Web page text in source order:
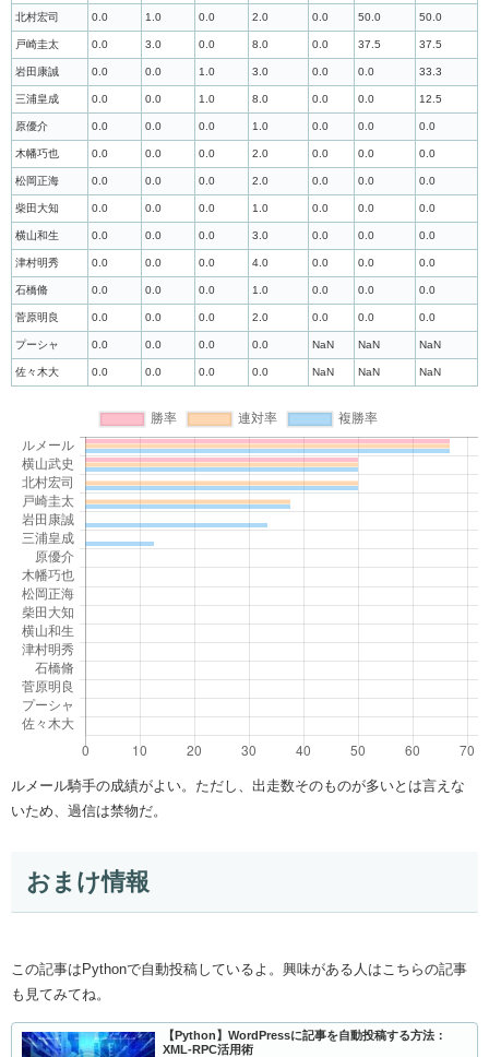
北村宏司 0.0 1.0 0.0 2.0 0.0 50.0 50.0
戸崎圭太 0.0 3.0 0.0 8.0 0.0 37.5 37.5
岩田康誠 0.0 0.0 1.0 3.0 0.0 0.0 33.3
三浦皇成 0.0 0.0 1.0 8.0 0.0 0.0 12.5
原優介 0.0 0.0 0.0 1.0 0.0 0.0 0.0
木幡巧也 0.0 0.0 0.0 2.0 0.0 0.0 0.0
松岡正海 0.0 0.0 0.0 2.0 0.0 0.0 0.0
柴田大知 0.0 0.0 0.0 1.0 0.0 0.0 0.0
横山和生 0.0 0.0 0.0 3.0 0.0 0.0 0.0
津村明秀 0.0 0.0 0.0 4.0 0.0 0.0 0.0
石橋脩 0.0 0.0 0.0 1.0 0.0 0.0 0.0
菅原明良 0.0 0.0 0.0 2.0 0.0 0.0 0.0
プーシャ 0.0 0.0 0.0 0.0 NaN NaN NaN
佐々木大 0.0 0.0 0.0 0.0 NaN NaN NaN
ルメール騎手の成績がよい。ただし、出走数そのものが多いとは言えな
いため、過信は禁物だ。
おまけ情報
この記事はPythonで自動投稿しているよ。興味がある人はこちらの記事
も見てみてね。
【Python】WordPressに記事を自動投稿する方法：
XML-RPC活用術